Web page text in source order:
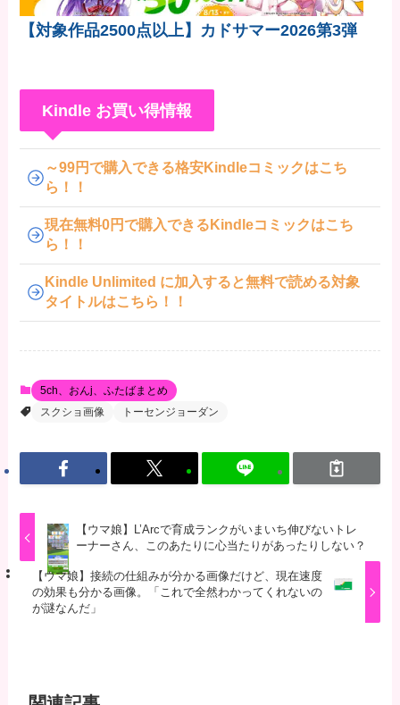
【対象作品2500点以上】カドサマー2026第3弾
Kindle お買い得情報
～99円で購入できる格安Kindleコミックはこち
ら！！
現在無料0円で購入できるKindleコミックはこち
ら！！
Kindle Unlimited に加入すると無料で読める対象
タイトルはこちら！！
5ch、おんj、ふたばまとめ
スクショ画像
トーセンジョーダン
【ウマ娘】L’Arcで育成ランクがいまいち伸びないトレ
ーナーさん、このあたりに心当たりがあったりしない？
【ウマ娘】接続の仕組みが分かる画像だけど、現在速度
の効果も分かる画像。「これで全然わかってくれないの
が謎なんだ」